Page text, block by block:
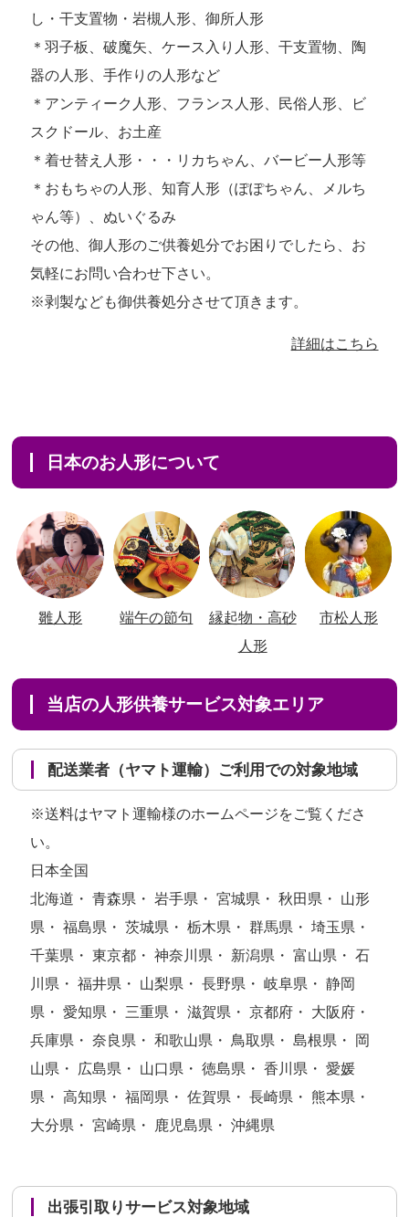
し・干支置物・岩槻人形、御所人形
＊羽子板、破魔矢、ケース入り人形、干支置物、陶
器の人形、手作りの人形など
＊アンティーク人形、フランス人形、民俗人形、ビ
スクドール、お土産
＊着せ替え人形・・・リカちゃん、バービー人形等
＊おもちゃの人形、知育人形（ぽぽちゃん、メルち
ゃん等）、ぬいぐるみ
その他、御人形のご供養処分でお困りでしたら、お
気軽にお問い合わせ下さい。
※剥製なども御供養処分させて頂きます。
詳細はこちら
日本のお人形について
雛人形 端午の節句
縁起物・高砂
人形
市松人形
当店の人形供養サービス対象エリア
配送業者（ヤマト運輸）ご利用での対象地域
※送料はヤマト運輸様のホームページをご覧くださ
い。
日本全国
北海道・ 青森県・ 岩手県・ 宮城県・ 秋田県・ 山形
県・ 福島県・ 茨城県・ 栃木県・ 群馬県・ 埼玉県・
千葉県・ 東京都・ 神奈川県・ 新潟県・ 富山県・ 石
川県・ 福井県・ 山梨県・ 長野県・ 岐阜県・ 静岡
県・ 愛知県・ 三重県・ 滋賀県・ 京都府・ 大阪府・
兵庫県・ 奈良県・ 和歌山県・ 鳥取県・ 島根県・ 岡
山県・ 広島県・ 山口県・ 徳島県・ 香川県・ 愛媛
県・ 高知県・ 福岡県・ 佐賀県・ 長崎県・ 熊本県・
大分県・ 宮崎県・ 鹿児島県・ 沖縄県
出張引取りサービス対象地域